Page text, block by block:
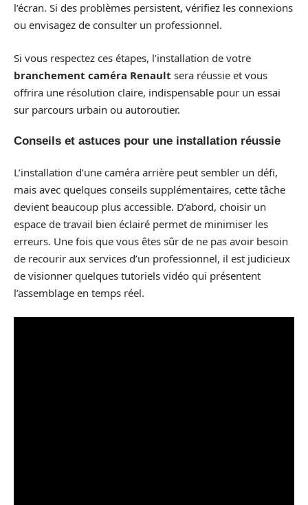
l’écran. Si des problèmes persistent, vérifiez les connexions
ou envisagez de consulter un professionnel.
Si vous respectez ces étapes, l’installation de votre
branchement caméra Renault sera réussie et vous
offrira une résolution claire, indispensable pour un essai
sur parcours urbain ou autoroutier.
Conseils et astuces pour une installation réussie
L’installation d’une caméra arrière peut sembler un défi,
mais avec quelques conseils supplémentaires, cette tâche
devient beaucoup plus accessible. D’abord, choisir un
espace de travail bien éclairé permet de minimiser les
erreurs. Une fois que vous êtes sûr de ne pas avoir besoin
de recourir aux services d’un professionnel, il est judicieux
de visionner quelques tutoriels vidéo qui présentent
l’assemblage en temps réel.